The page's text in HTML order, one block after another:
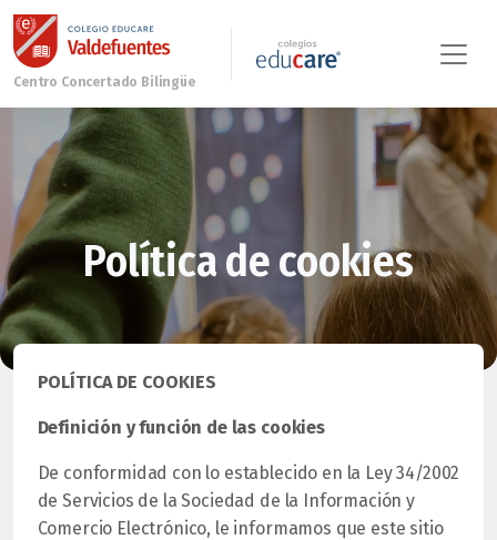
Política de cookies
POLÍTICA DE COOKIES
Definición y función de las cookies
De conformidad con lo establecido en la Ley 34/2002
de Servicios de la Sociedad de la Información y
Comercio Electrónico, le informamos que este sitio